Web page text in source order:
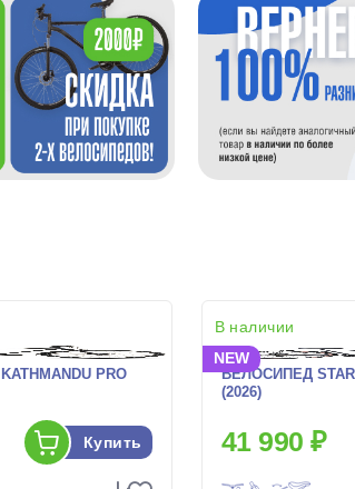
PRO
Купить
В наличии
NEW
ВЕЛОСИПЕД
(2026)
41 990 ₽